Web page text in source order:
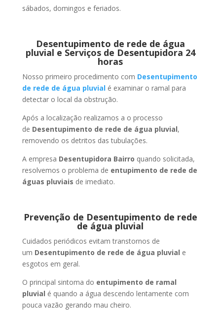
sábados, domingos e feriados.
Desentupimento de rede de água
pluvial e Serviços de Desentupidora 24
horas
Nosso primeiro procedimento com Desentupimento
de rede de água pluvialé examinar o ramal para
detectar o local da obstrução.
Após a localização realizamos a o processo
de Desentupimento de rede de água pluvial,
removendo os detritos das tubulações.
A empresa Desentupidora Bairro quando solicitada,
resolvemos o problema de entupimento de rede de
águas pluviais de imediato.
Prevenção de Desentupimento de rede
de água pluvial
Cuidados periódicos evitam transtornos de
um Desentupimento de rede de água pluvial e
esgotos em geral.
O principal sintoma do entupimento de ramal
pluvial é quando a água descendo lentamente com
pouca vazão gerando mau cheiro.